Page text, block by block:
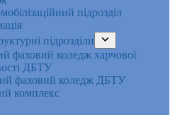
підрозділ
підрозділи
фаховий коледж харчової
ДБТУ
фаховий коледж ДБТУ
комплекс